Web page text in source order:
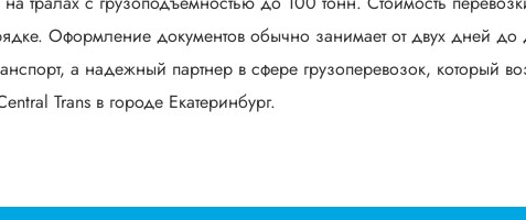
Оформление документов обычно занимает от двух дней до
а надежный партнер в сфере грузоперевозок, который
Trans в городе Екатеринбург.